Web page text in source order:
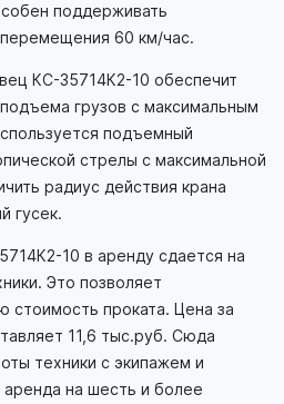
поддерживать
60 км/час.
КС-35714К2-10 обеспечит
грузов с максимальным
подъемный
стрелы с максимальной
радиус действия крана
гусек.
10 в аренду сдается на
Это позволяет
стоимость проката. Цена за
11,6 тыс.руб. Сюда
техники с экипажем и
на шесть и более